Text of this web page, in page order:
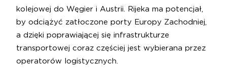
kolejowej do Węgier i Austrii. Rijeka ma potencjał,
by odciążyć zatłoczone porty Europy Zachodniej,
a dzięki poprawiającej się infrastrukturze
transportowej coraz częściej jest wybierana przez
operatorów logistycznych.